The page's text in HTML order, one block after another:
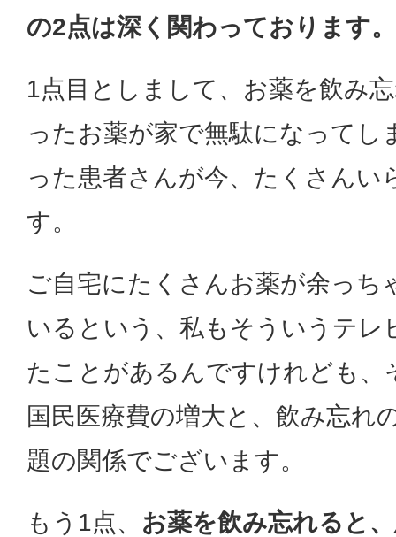
の2点は深く関わっております。
1点目としまして、お薬を飲み
ったお薬が家で無駄になってし
った患者さんが今、たくさんい
す。
ご自宅にたくさんお薬が余っち
いるという、私もそういうテレ
たことがあるんですけれども、
国民医療費の増大と、飲み忘れ
題の関係でございます。
もう1点、 お薬を飲み忘れると